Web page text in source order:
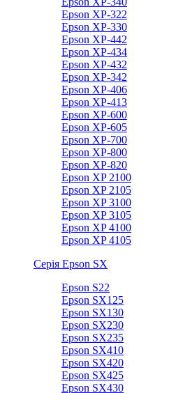
Epson XP-322
Epson XP-330
Epson XP-442
Epson XP-434
Epson XP-432
Epson XP-342
Epson XP-406
Epson XP-413
Epson XP-600
Epson XP-605
Epson XP-700
Epson XP-800
Epson XP-820
Epson XP 2100
Epson XP 2105
Epson XP 3100
Epson XP 3105
Epson XP 4100
Epson XP 4105
Серія Epson SX
Epson S22
Epson SX125
Epson SX130
Epson SX230
Epson SX235
Epson SX410
Epson SX420
Epson SX425
Epson SX430